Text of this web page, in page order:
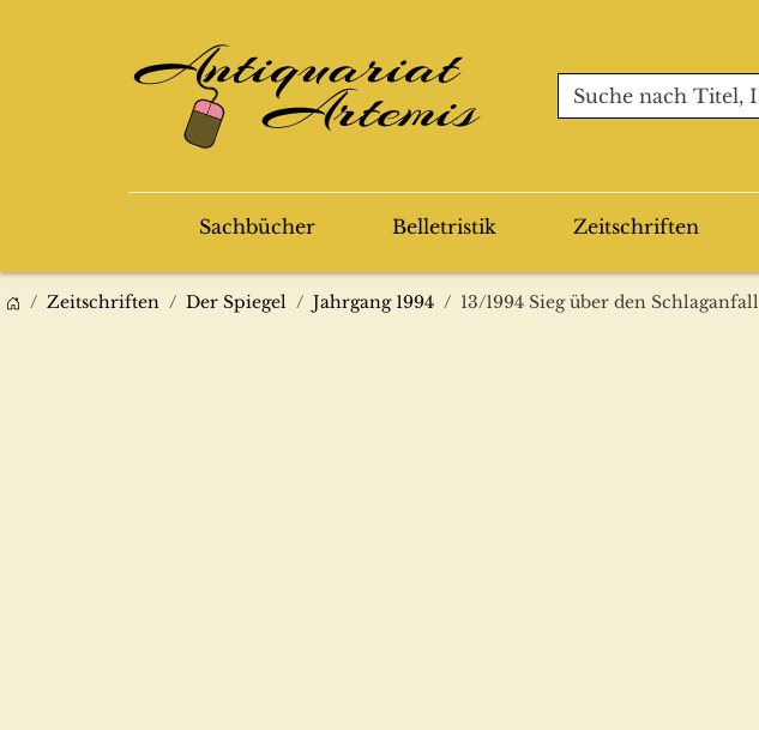
Sachbücher Belletristik Zeitschriften
Zeitschriften Der Spiegel Jahrgang 1994 13/1994 Sieg über den Schlaganfall